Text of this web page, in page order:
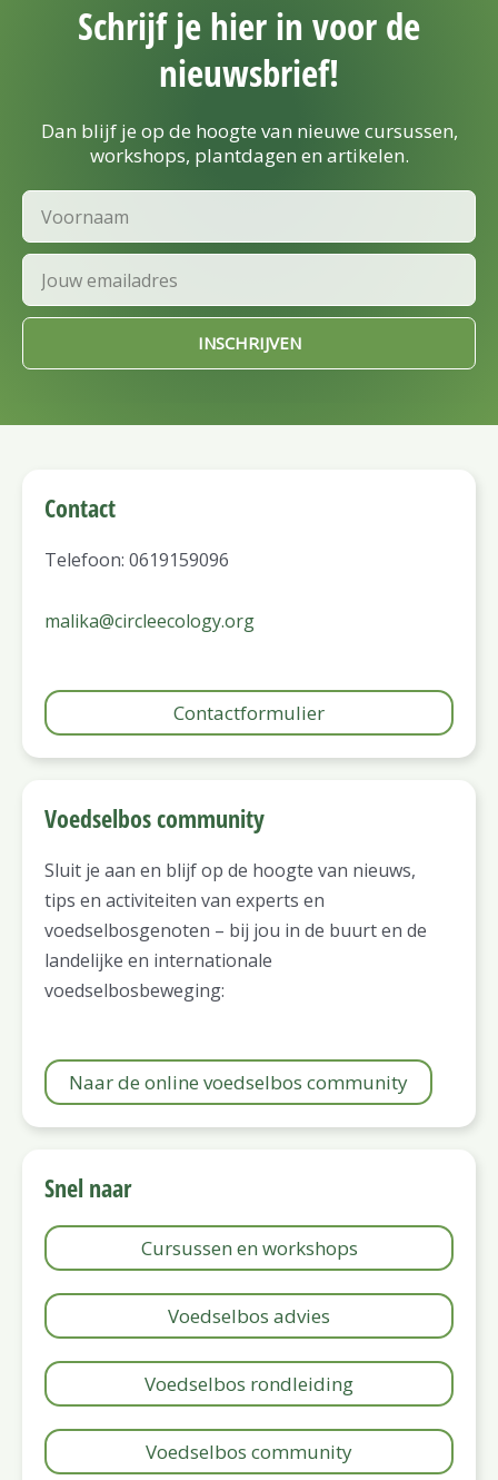
Schrijf je hier in voor de
nieuwsbrief!
Dan blijf je op de hoogte van nieuwe cursussen,
workshops, plantdagen en artikelen.
Voornaam
Email
INSCHRIJVEN
Contact
Telefoon: 0619159096
malika@circleecology.org
Contactformulier
Voedselbos community
Sluit je aan en blijf op de hoogte van nieuws,
tips en activiteiten van experts en
voedselbosgenoten – bij jou in de buurt en de
landelijke en internationale
voedselbosbeweging:
Naar de online voedselbos community
Snel naar
Cursussen en workshops
Voedselbos advies
Voedselbos rondleiding
Voedselbos community